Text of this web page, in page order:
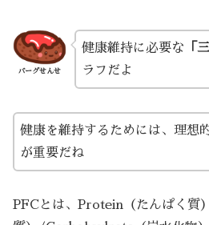
バーグせんせ
健康維持に必要な 「
ラフだよ
健康を維持するためには、理想
が重要だね
PFCとは、Protein（たんぱく質